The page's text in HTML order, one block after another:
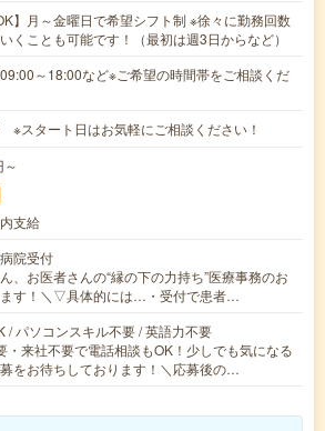
】月～金曜日で希望シフト制 ※徐々に勤務回数
くことも可能です！（最初は週3日からなど）
～18:00など※ご希望の時間帯をご相談くだ
※スタート日はお気軽にご相談ください！
支給
院受付
、お医者さんの“縁の下の力持ち”医療事務のお
す！＼▽具体的には…・受付で患者…
/ パソコンスキル不要 / 英語力不要
・来社不要で電話相談もOK！少しでも気になる
をお待ちしております！＼応募後の…